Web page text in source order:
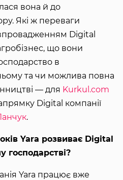
вона й до
Які ж переваги
впровадженням Digital
що вони
в
та чи можлива повна
— для Kurkul.com
Digital компанії
.
Yara розвиває Digital
господарстві?
Yara працює вже